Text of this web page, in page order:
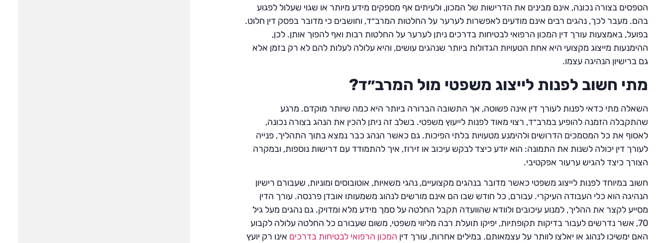
הטפסים בצורה נכונה, אינם מבינים את הדרישות של המכון, ולעיתים אף מספקים מידע מיותר או שגוי שעלול לפגוע
בהם. מעבר לכך, נהגים רבים אינם מודעים לאפשרות לערער על החלטות המרב״ד, וחושבים כי מדובר בפסק דין חלוט.
בפועל, באמצעות עורך דין המכון הרפואי לבטיחות בדרכים ניתן לערער על החלטות רבות ואף להפוך אותן. לכן,
ההימנעות מייצוג מקצועי היא אחת הטעויות הגדולות ביותר שנהגים עושים, והיא עלולה לעלות להם לא רק בזמן אלא
גם ברישיון הנהיגה עצמו.
מתי חשוב לפנות לייצוג משפטי מול המרב״ד?
השאלה מתי כדאי לפנות לעורך דין אינה פשוטה, אך התשובה הברורה ביותר היא כמה שיותר מוקדם. מרגע
שהתקבלה הזמנה להופיע במרב״ד, רצוי מאוד לפנות לייעוץ משפטי. בשלב זה ניתן להכין את הנהג בצורה נכונה,
לאסוף את כל המסמכים הדרושים ולהימנע מטעויות בלתי הפיכות. גם כאשר הנהג כבר נמצא בתוך התהליך, פנייה
לעורך דין יכולה לשנות את התמונה: הוא יודע כיצד לבקש עיכוב או זירוז, איך להתמודד עם דרישות נוספות, ובמקרה
הצורך כיצד להגיש ערעור אפקטיבי.
חשוב במיוחד לפנות לייצוג משפטי כאשר מדובר בנהגים מקצועיים, נהגי משאיות, אוטובוסים ומוניות, שעבורם רישיון
הנהיגה הוא כלי העבודה העיקרי. עבורם, כל חודש שבו הם אינם מורשים לנהוג משמעותו אובדן פרנסה. עורך הדין
מסייע לקצר את ההליך, למנוע עיכובים ולוודא שהוועדה תקבל החלטה על סמך מידע מלא ומדויק. גם נהגים מעל גיל
70, אשר נדרשים לעבור בדיקות תקופתיות, יפיקו תועלת רבה מליווי משפטי, משום שעבורם כל החלטה עלולה לקבוע
האם ימשיכו לנהוג או יאלצו לוותר על עצמאותם. במילים אחרות, עורך דין המכון הרפואי לבטיחות בדרכים אינו רק יועץ